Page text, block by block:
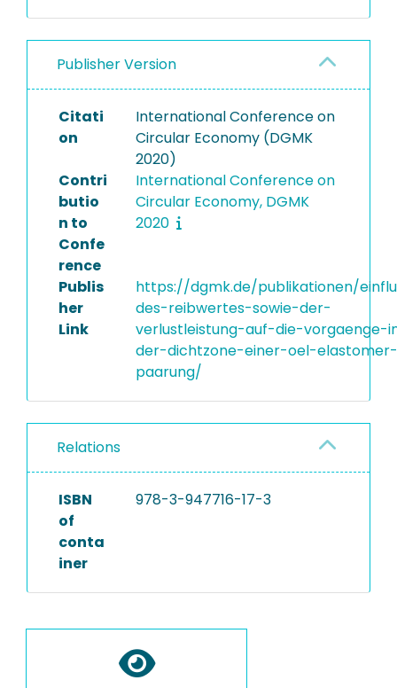
Publisher Version
Citati
on
International Conference on
Circular Economy (DGMK
2020)
Contri
butio
n to
Confe
rence
International Conference on
Circular Economy, DGMK
2020
Publis
her
Link
https://dgmk.de/publikationen/
des-reibwertes-sowie-der-
verlustleistung-auf-die-vorgaenge-
der-dichtzone-einer-oel-elastomer-
paarung/
Relations
ISBN
of
conta
iner
978-3-947716-17-3